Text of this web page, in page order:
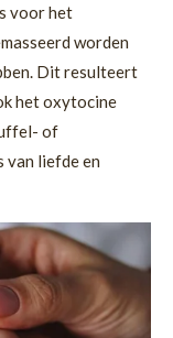
voor het
worden
Dit resulteert
het oxytocine
of
van liefde en